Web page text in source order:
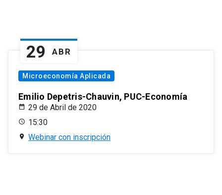
29 ABR
Microeconomía Aplicada
Emilio Depetris-Chauvin, PUC-Economía
29 de Abril de 2020
15:30
Webinar con inscripción